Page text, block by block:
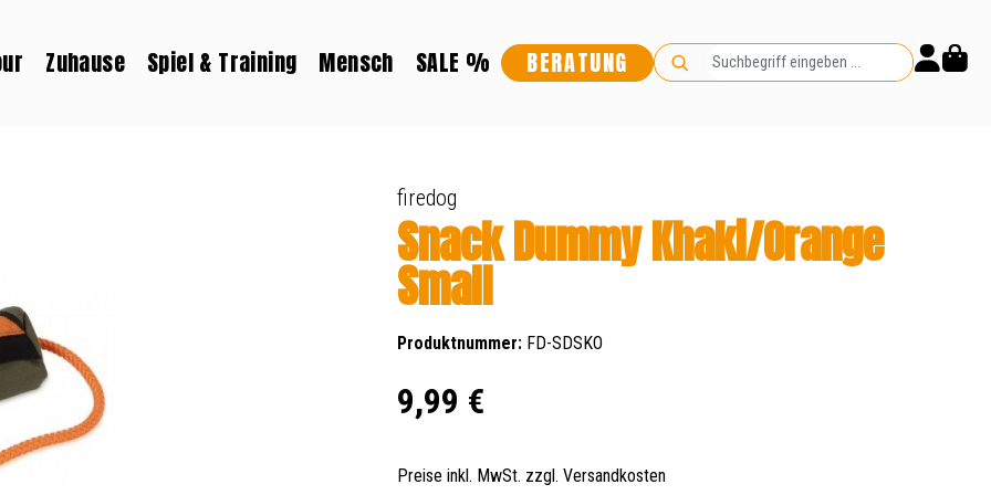
Zuhause Spiel & Training Mensch SALE % BERATUNG
firedog
Snack Dummy Khaki/Orange
Small
Produktnummer: FD-SDSKO
Regulärer Preis:
9,99 €
Preise inkl. MwSt. zzgl. Versandkosten